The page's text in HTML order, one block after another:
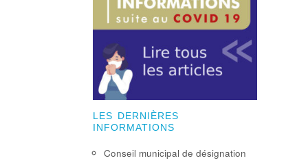
LES DERNIÈRES
INFORMATIONS
Conseil municipal de désignation